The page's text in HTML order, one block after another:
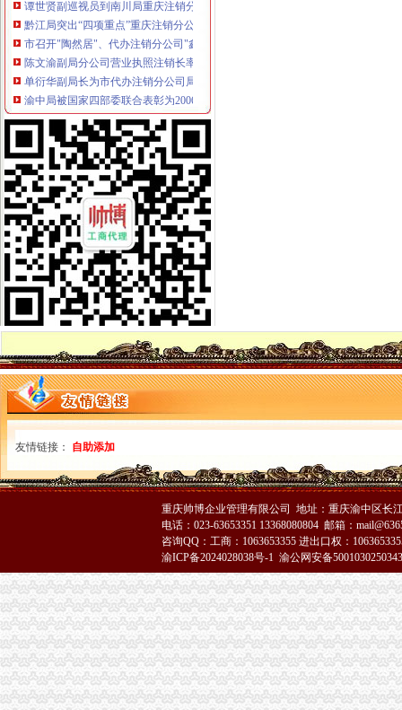
黔江局突出“四项重点”重庆注销分公司确保元旦春节食品安全
市召开"陶然居"、代办注销分公司"鑫源"、"金夫人"荣获"中国驰名商标"新闻发
陈文渝副局分公司营业执照注销长率队督查食品安全工作
单衍华副局长为市代办注销分公司局机关团员青年作思想教育讲座
渝中局被国家四部委联合表彰为2006年度劳动力市重庆注销税务场秩序专项整
市重庆注销税务工商局积开展电子政务公共服务
市代办注销分公司工商局全面开展信用信息化应用岗位大练推动全系统整体转
市分公司营业执照注销局机关举行信用信息化应用岗位大练抽考
云局力举八措化“两节”重庆注销税务食品安全监管见成效
江北局针对节日市场检查中存在的重庆注销分公司问题及时提出整改建议
大足局全面加“两节”分公司营业执照注销安全工作
南岸局推行五项“延伸服务”分公司营业执照注销支持茶园新城区建设
市局局长、分公司营业执照注销组书记王元楷同志逐一到机关各单位看望干部
市分公司营业执照注销局召开机关处级领导干部大会
垫江局五项措施规范运输市重庆注销税务场秩序
梁平局“三举措”代理注销分公司推进农贸市场商场化管理
万盛局突出“三个重点”重庆注销分公司加节日食品安全市场监管
璧山局确立明年法制工作“四理念”代理注销分公司
秀山局“四查制”代理注销分公司认真开展种子市场检查
大足局代理注销分公司将从三个方面加2007年行政执法工作
刘伍伦副巡视员到九龙坡局重庆分公司注销调研指导工作
大渡口局重庆注销税务支持个经济发展见成效
开县局重庆注销税务开展节前商品质量监测专项整
刘伍伦副巡视员到铜梁局代理注销分公司调研工作
市重庆注销分公司局在全国外商投资企业登记管理机关英语竞赛中勇夺团体亚
全系统公务员登记工作顺利完成
梁平局“五举措”重庆分公司注销创新2007年服务工作
南岸局重庆注销税务采取四项措施扶持弱势群体
市对荣获“中国驰名商标”的代办注销分公司企业实施励
南岸局采取三项措施规范种子市重庆分公司注销场经营秩序
万州局“三项举措”重庆分公司注销助推产业发展
南岸局采取措施缓解元旦节日猪肉市重庆注销分公司场货源供给取得实效
市局团总支被团中央授予“全国五四红旗团支部（总支）”重庆注销分公司荣誉称
高新园局重庆注销税务迅速清查含苏丹红辣椒
2006年我市重庆分公司注销广告业发展稳中有升
涪陵局五项举措好2007年市重庆注销税务场监管牌
梁平局2007年服务工作做到“四延伸”重庆分公司注销
友情链接： 自助添加
重庆帅博企业管理有限公司 地址：重庆渝中区长
电话：023-63653351 13368080804 邮箱：
咨询QQ：工商：1063653355 进出口权：
渝ICP备2024028038号-1 渝公网安备